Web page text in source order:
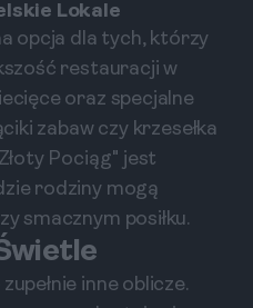
Lokale
opcja dla tych, którzy
restauracji w
oraz specjalne
zabaw czy krzesełka
Pociąg" jest
rodziny mogą
smacznym posiłku.
inne oblicze.